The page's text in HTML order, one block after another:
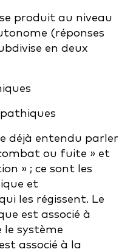
produit au niveau
(réponses
en deux
déjà entendu parler
ou fuite » et
» ; ce sont les
et
les régissent. Le
est associé à
le système
associé à la